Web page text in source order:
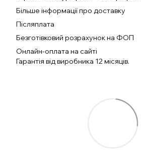
Більше інформації про доставку
Післяплата
Безготівковий розрахунок на ФОП
Онлайн-оплата на сайті
Гарантія від виробника 12 місяців.